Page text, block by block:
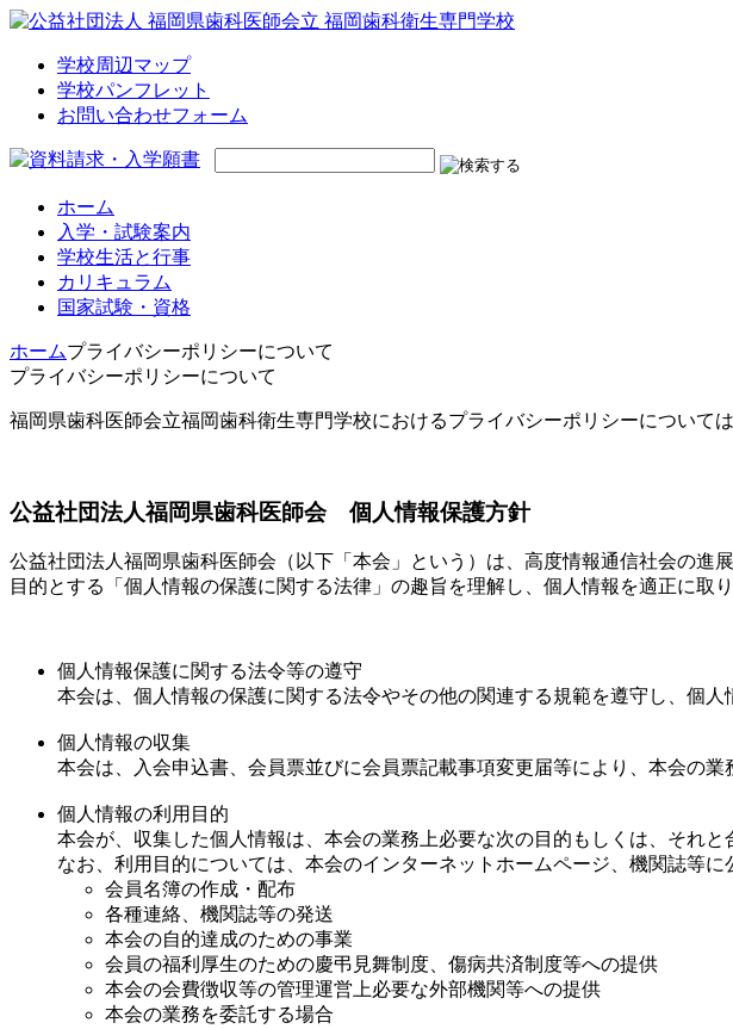
学校周辺マップ
学校パンフレット
お問い合わせフォーム
ホーム
入学・試験案内
学校生活と行事
カリキュラム
国家試験・資格
ホームプライバシーポリシーについて
プライバシーポリシーについて
福岡県歯科医師会立福岡歯科衛生専門学校におけるプライバシーポリシーについて
公益社団法人福岡県歯科医師会 個人情報保護方針
公益社団法人福岡県歯科医師会（以下「本会」という）は、高度情報通信社会の
目的とする「個人情報の保護に関する法律」の趣旨を理解し、個人情報を適正に取
個人情報保護に関する法令等の遵守
本会は、個人情報の保護に関する法令やその他の関連する規範を遵守し、個人
個人情報の収集
本会は、入会申込書、会員票並びに会員票記載事項変更届等により、本会の業
個人情報の利用目的
本会が、収集した個人情報は、本会の業務上必要な次の目的もしくは、それと
なお、利用目的については、本会のインターネットホームページ、機関誌等に
会員名簿の作成・配布
各種連絡、機関誌等の発送
本会の自的達成のための事業
会員の福利厚生のための慶弔見舞制度、傷病共済制度等への提供
本会の会費徴収等の管理運営上必要な外部機関等への提供
本会の業務を委託する場合